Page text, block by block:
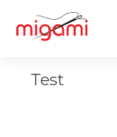
Test